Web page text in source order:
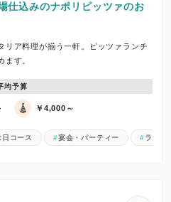
仕込みのナポリピッツァのお
リア料理が揃う一軒。ピッツァランチ
ます。
均予算
￥4,000～
日コース 宴会・パーティー ランチ